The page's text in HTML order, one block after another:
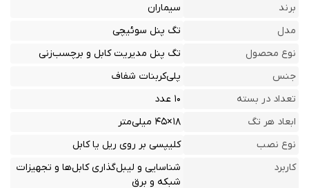
برند
سیماران
مدل
تگ پنل سوئیچی
نوع محصول
تگ پنل مدیریت کابل و برچسب‌زنی
جنس
پلی‌کربنات شفاف
تعداد در بسته
۱۰ عدد
ابعاد هر تگ
۱۸×۴۵ میلی‌متر
نوع نصب
کلیپسی بر روی ریل یا کابل
کاربرد
شناسایی و لیبل‌گذاری کابل‌ها و تجهیزات
شبکه و برق